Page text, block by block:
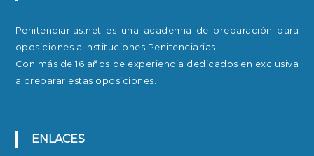
Penitenciarias.net es una academia de preparación para
oposiciones a Instituciones Penitenciarias.
Con más de 16 años de experiencia dedicados en exclusiva
a preparar estas oposiciones.
ENLACES